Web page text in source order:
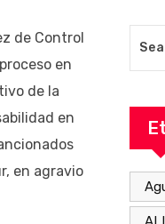
de Control
en
de la
en
en agravio